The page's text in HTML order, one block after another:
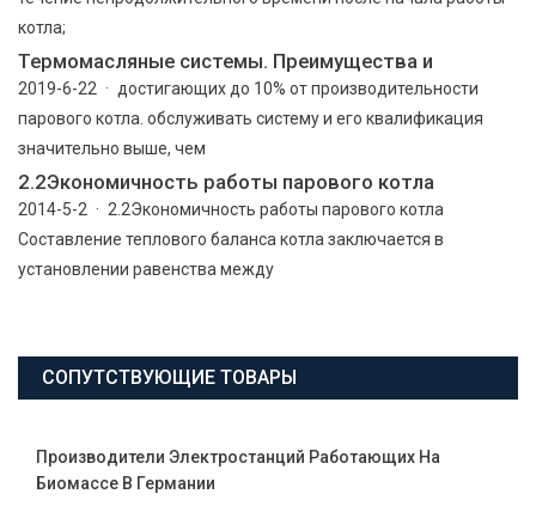
котла;
Термомасляные системы. Преимущества и
2019-6-22 · достигающих до 10% от производительности
парового котла. обслуживать систему и его квалификация
значительно выше, чем
2.2Экономичность работы парового котла
2014-5-2 · 2.2Экономичность работы парового котла
Составление теплового баланса котла заключается в
установлении равенства между
СОПУТСТВУЮЩИЕ ТОВАРЫ
Производители Электростанций Работающих На
Биомассе В Германии